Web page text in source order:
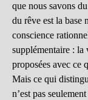
que nous savons
du rêve est la base
conscience
supplémentaire : la
proposées avec ce
Mais ce qui
n’est pas